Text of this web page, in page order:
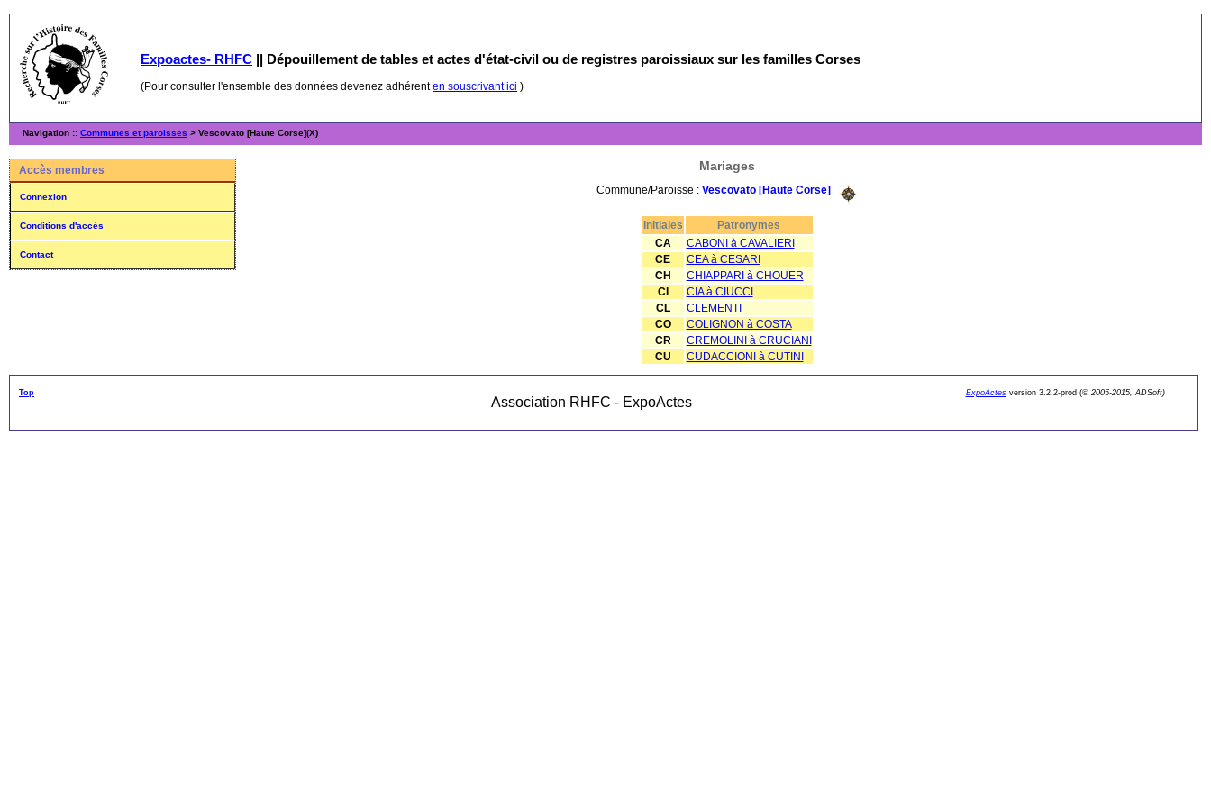
Expoactes- RHFC || Dépouillement de tables et actes d'état-civil ou de registres paroissiaux sur les familles Corses
(Pour consulter l'ensemble des données devenez adhérenten souscrivant ici )
Navigation :: Communes et paroisses > Vescovato [Haute Corse](X)
Accès membres
Connexion
Conditions d'accès
Contact
Mariages
Commune/Paroisse : Vescovato [Haute Corse]
Initiales
Patronymes
CA
CABONI à CAVALIERI
CE
CEA à CESARI
CH
CHIAPPARI à CHOUER
CI
CIA à CIUCCI
CL
CLEMENTI
CO
COLIGNON à COSTA
CR
CREMOLINI à CRUCIANI
CU
CUDACCIONI à CUTINI
Top
Association RHFC - ExpoActes
ExpoActesversion 3.2.2-prod (©2005-2015, ADSoft)